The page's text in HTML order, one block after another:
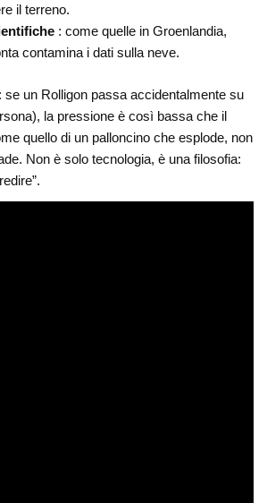
il terreno.
: come quelle in Groenlandia,
contamina i dati sulla neve.
se un Rolligon passa accidentalmente su
la pressione è così bassa che il
quello di un palloncino che esplode, non
Non è solo tecnologia, è una filosofia: